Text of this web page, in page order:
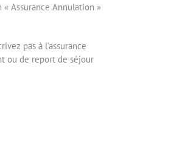
« Assurance Annulation »
pas à l’assurance
ou de report de séjour